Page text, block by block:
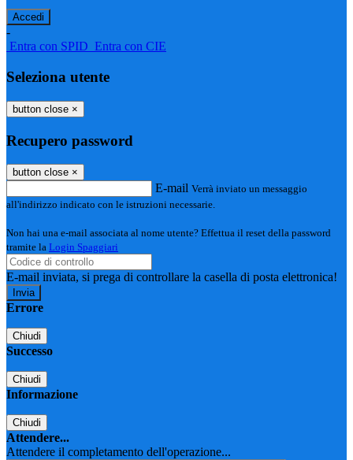
-
Entra con SPID Entra con CIE
Seleziona utente
button close ×
Recupero password
button close ×
E-mail Verrà inviato un messaggio
all'indirizzo indicato con le istruzioni necessarie.
Non hai una e-mail associata al nome utente? Effettua il reset della password
tramite la Login Spaggiari
E-mail inviata, si prega di controllare la casella di posta elettronica!
Errore
Chiudi
Successo
Chiudi
Informazione
Chiudi
Attendere...
Attendere il completamento dell'operazione...